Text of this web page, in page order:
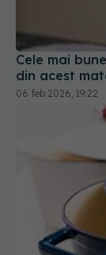
Cele mai
din acest
06 feb 2026, 19:22